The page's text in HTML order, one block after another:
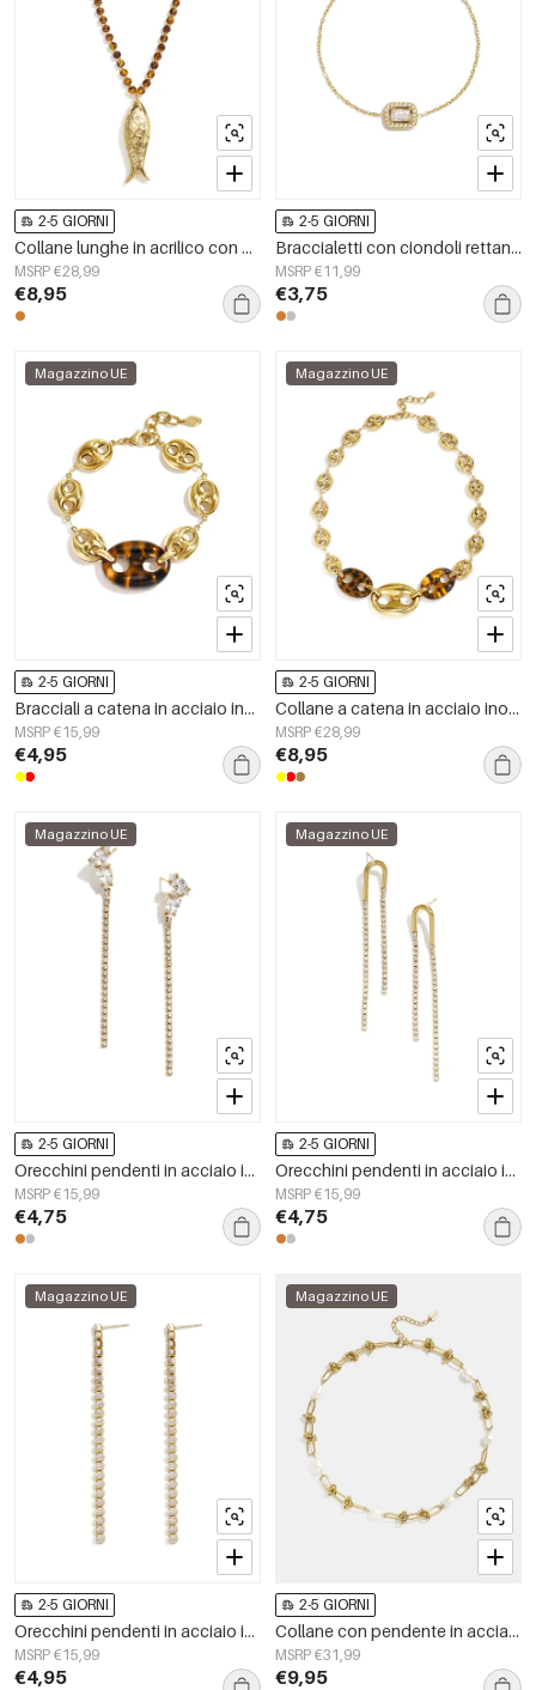
2-5 GIORNI
Collane lunghe in acrilico con motivo a pesci, semplici, per tutti i giorni, della serie Simple, gioielli da donna.
MSRP €28,99
€8,95
2-5 GIORNI
Braccialetti con ciondoli rettangolari in acciaio inossidabile, semplici, della serie Daily Simple, gioielli da donna.
MSRP €11,99
€3,75
Magazzino UE
2-5 GIORNI
Bracciali a catena in acciaio inossidabile, forma geometrica, semplici, serie Simple, gioielli da donna per tutti i giorni.
MSRP €15,99
€4,95
Magazzino UE
2-5 GIORNI
Collane a catena in acciaio inossidabile, forma geometrica, semplici, serie &quot;Daily Simple&quot;, gioielli da donna
MSRP €28,99
€8,95
Magazzino UE
2-5 GIORNI
Orecchini pendenti in acciaio inossidabile con catena, semplici, per tutti i giorni, serie Simple, gioielli da donna
MSRP €15,99
€4,75
Magazzino UE
2-5 GIORNI
Orecchini pendenti in acciaio inossidabile con catena, semplici, per feste/raduni, serie Simple, gioielli da donna
MSRP €15,99
€4,75
Magazzino UE
2-5 GIORNI
Orecchini pendenti in acciaio inossidabile con catena, eleganti, perfetti per feste e occasioni speciali, serie di lusso, gioielli da donna.
MSRP €15,99
€4,95
Magazzino UE
2-5 GIORNI
Collane con pendente in acciaio inossidabile, catena semplice, serie Simple Daily, gioielli da donna
MSRP €31,99
€9,95